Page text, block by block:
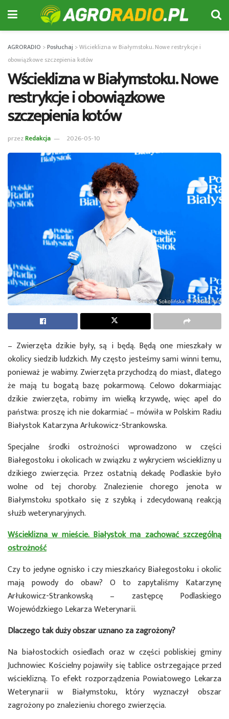
AGRORADIO >Posłuchaj >Wścieklizna w Białymstoku. Nowe restrykcje i
obowiązkowe szczepienia kotów
Wścieklizna w Białymstoku. Nowe
restrykcje i obowiązkowe
szczepienia kotów
przezRedakcja 2026-05-10
– Zwierzęta dzikie były, są i będą. Będą one mieszkały w
okolicy siedzib ludzkich. My często jesteśmy sami winni temu,
ponieważ je wabimy. Zwierzęta przychodzą do miast, dlatego
że mają tu bogatą bazę pokarmową. Celowo dokarmiając
dzikie zwierzęta, robimy im wielką krzywdę, więc apel do
państwa: proszę ich nie dokarmiać – mówiła w Polskim Radiu
Białystok Katarzyna Arłukowicz-Strankowska.
Specjalne środki ostrożności wprowadzono w części
Białegostoku i okolicach w związku z wykryciem wścieklizny u
dzikiego zwierzęcia. Przez ostatnią dekadę Podlaskie było
wolne od tej choroby. Znalezienie chorego jenota w
Białymstoku spotkało się z szybką i zdecydowaną reakcją
służb weterynaryjnych.
Wścieklizna w mieście. Białystok ma zachować szczególną
ostrożność
Czy to jedyne ognisko i czy mieszkańcy Białegostoku i okolic
mają powody do obaw? O to zapytaliśmy Katarzynę
Arłukowicz-Strankowską – zastępcę Podlaskiego
Wojewódzkiego Lekarza Weterynarii.
Dlaczego tak duży obszar uznano za zagrożony?
Na białostockich osiedlach oraz w części pobliskiej gminy
Juchnowiec Kościelny pojawiły się tablice ostrzegające przed
wścieklizną. To efekt rozporządzenia Powiatowego Lekarza
Weterynarii w Białymstoku, który wyznaczył obszar
zagrożony po znalezieniu chorego zwierzęcia.